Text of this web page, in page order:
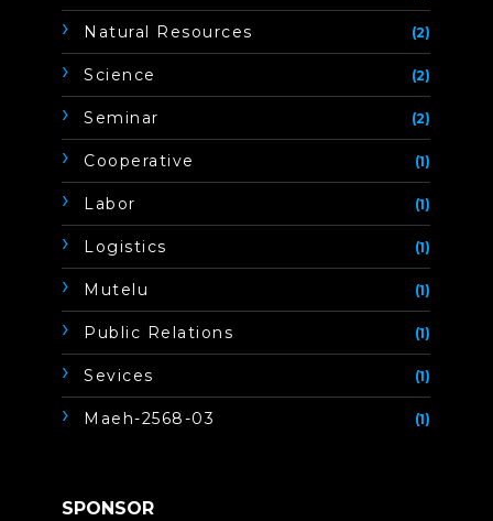
Natural Resources (2)
Science (2)
Seminar (2)
Cooperative (1)
Labor (1)
Logistics (1)
Mutelu (1)
Public Relations (1)
Sevices (1)
Maeh-2568-03 (1)
SPONSOR